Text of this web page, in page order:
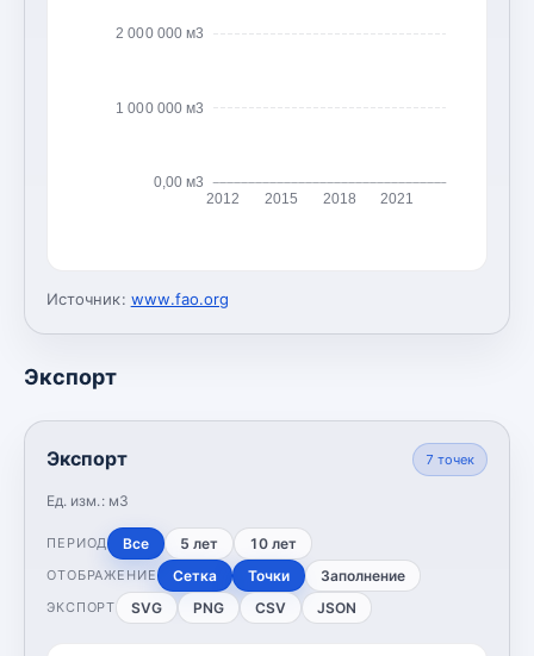
0,00 м3
1 000 000 м3
2 000 000 м3
2012 2015 2018 2021
Источник: www.fao.org
Экспорт
Экспорт
Ед. изм.: м3
7 точек
ПЕРИОД Все 5 лет 10 лет
ОТОБРАЖЕНИЕ Сетка Точки Заполнение
ЭКСПОРТ SVG PNG CSV JSON